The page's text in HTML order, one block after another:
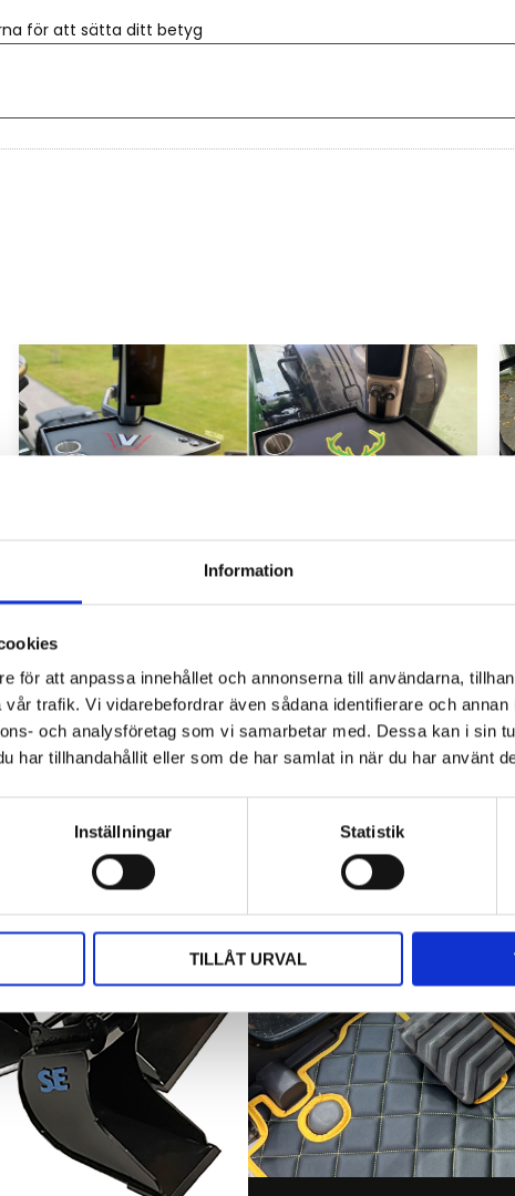
Information
för att anpassa innehållet och annonserna till användarna,
trafik. Vi vidarebefordrar även sådana identifierare och annan
och analysföretag som vi samarbetar med. Dessa kan i sin
har tillhandahållit eller som de har samlat in när du har använt
Inställningar Statistik
TILLÅT URVAL
för att sätta ditt betyg
Hyttbord till traktorn, den lilla detaljen
som gör stor skillnad i vardagen
Traktorhytten är för många mer än bara en plats där
arbetet utförs. Det är kontoret, fikarummet och ibland
även lunchplatsen under långa arbetsdagar....